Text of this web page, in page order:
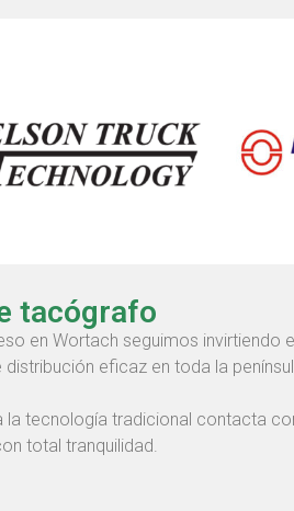
tacógrafo
en Wortach seguimos invirtiendo
eficaz en toda la
la tecnología tradicional contacta
total tranquilidad.